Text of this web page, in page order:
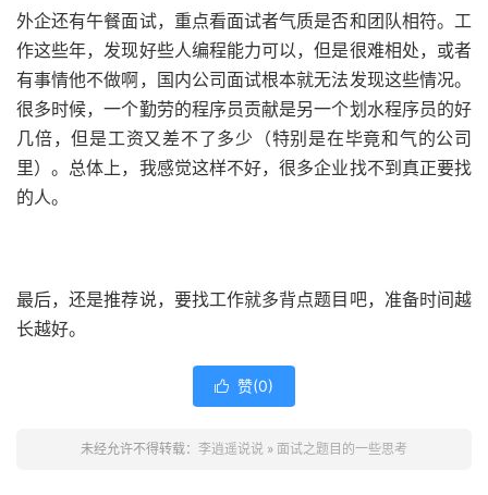
外企还有午餐面试，重点看面试者气质是否和团队相符。工
作这些年，发现好些人编程能力可以，但是很难相处，或者
有事情他不做啊，国内公司面试根本就无法发现这些情况。
很多时候，一个勤劳的程序员贡献是另一个划水程序员的好
几倍，但是工资又差不了多少（特别是在毕竟和气的公司
里）。总体上，我感觉这样不好，很多企业找不到真正要找
的人。
最后，还是推荐说，要找工作就多背点题目吧，准备时间越
长越好。
 赞(0)
未经允许不得转载： 李逍遥说说 » 面试之题目的一些思考